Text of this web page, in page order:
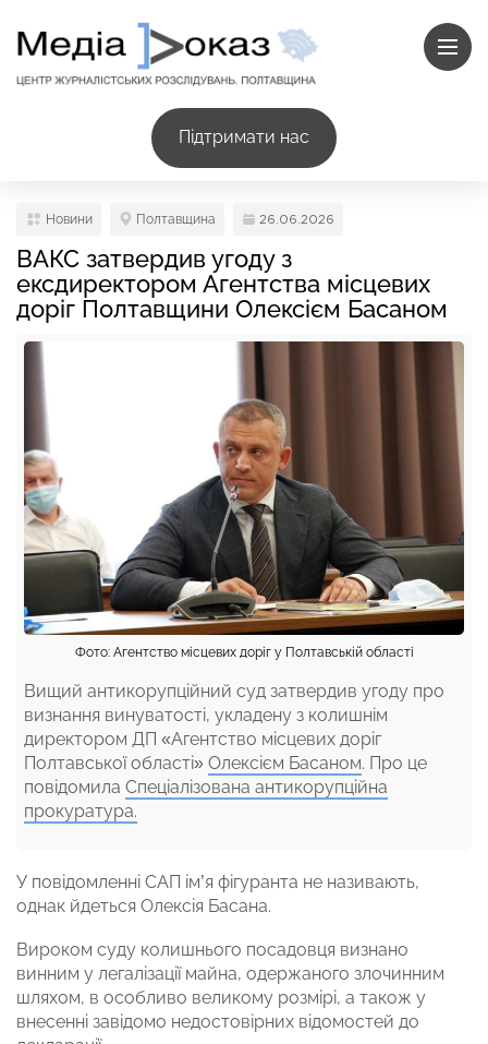
Підтримати нас
Новини Полтавщина 26.06.2026
ВАКС затвердив угоду з
ексдиректором Агентства місцевих
доріг Полтавщини Олексієм Басаном
Фото: Агентство місцевих доріг у Полтавській області
Вищий антикорупційний суд затвердив угоду про
визнання винуватості, укладену з колишнім
директором ДП «Агентство місцевих доріг
Полтавської області» Олексієм Басаном. Про це
повідомила Спеціалізована антикорупційна
прокуратура.
У повідомленні САП ім’я фігуранта не називають,
однак йдеться Олексія Басана.
Вироком суду колишнього посадовця визнано
винним у легалізації майна, одержаного злочинним
шляхом, в особливо великому розмірі, а також у
внесенні завідомо недостовірних відомостей до